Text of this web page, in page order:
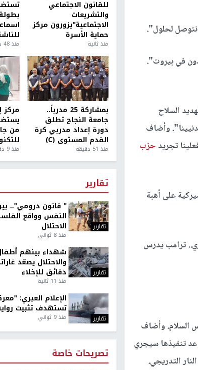
لحلول".
في بيروت".
السلاح
وأضاف
تجريد حزب
على أهبة
ترامب يدرس
وأضاف
تنفيذها سيجري
التدريجي.
للقانون الاجتماعي
والتشريعات
الاجتماعية"يزورون مركز
حماية الأسرة
منذ ثانية منذ 48 دقيقة
بمشاركة 25 مدرباً..
جامعة النجاح تطلق
دورة إعداد مدربي كرة
القدم المستوى (C)
منذ 51 دقيقة
مركز
من
منذ 9 دقيقة
تقارير
تقارير
" قانون درومي"..
النفس وواقع
الاحتلال
منذ 8 ثواني
تقارير
شهداء بينهم
والاحتلال يصعّد
دقائق للإخلاء
منذ 11 ثانية
تقارير
الإعلام العبري:
تستهدف تثبيت
منذ 9 ثواني
تصريحات خاصة